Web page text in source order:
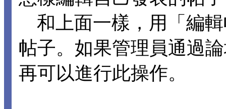
和上面一樣，用「編
帖子。如果管理員通過
再可以進行此操作。